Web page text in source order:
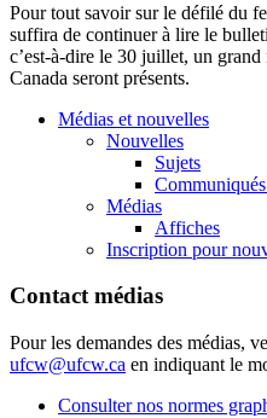
Pour tout savoir sur le défilé du
suffira de continuer à lire le
c’est-à-dire le 30 juillet, un
Canada seront présents.
Médias et nouvelles
Nouvelles
Sujets
Médias
Affiches
Inscription pour
Contact médias
Pour les demandes des médias,
ufcw@ufcw.ca en indiquant le
Consulter nos normes